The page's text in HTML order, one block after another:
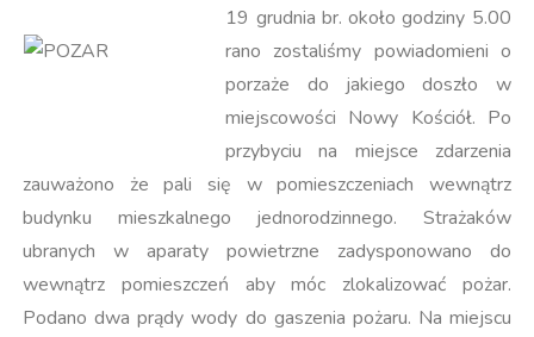
19 grudnia br. około godziny 5.00
rano zostaliśmy powiadomieni o
porzaże do jakiego doszło w
miejscowości Nowy Kościół. Po
przybyciu na miejsce zdarzenia
zauważono że pali się w pomieszczeniach wewnątrz
budynku mieszkalnego jednorodzinnego. Strażaków
ubranych w aparaty powietrzne zadysponowano do
wewnątrz pomieszczeń aby móc zlokalizować pożar.
Podano dwa prądy wody do gaszenia pożaru. Na miejscu